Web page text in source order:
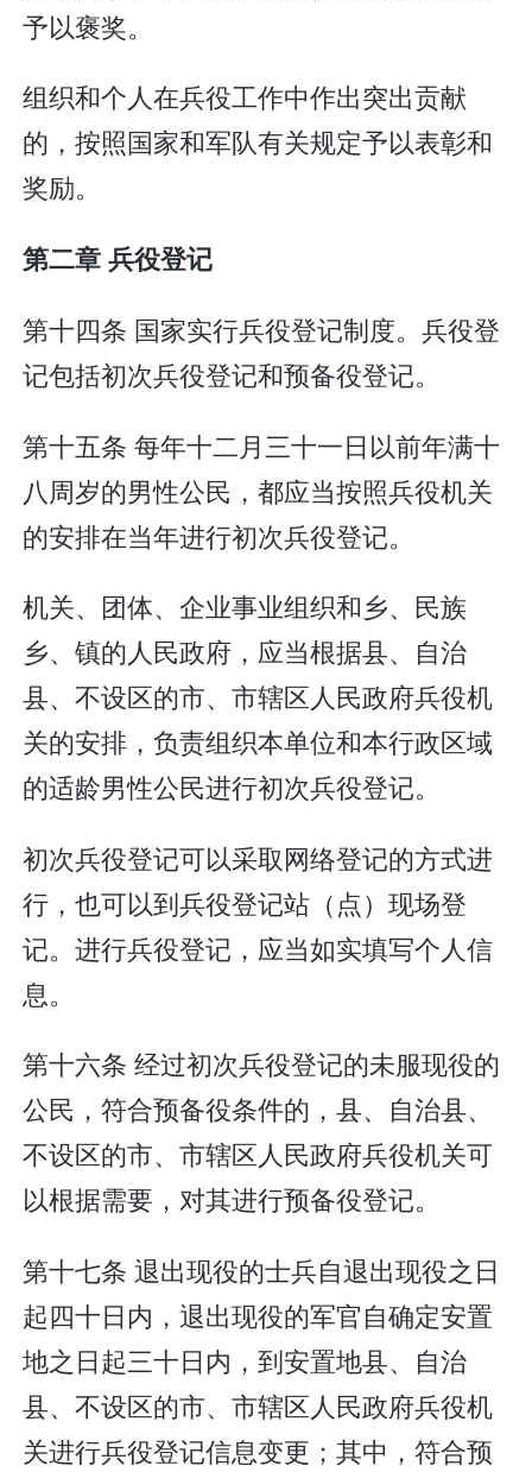
予以褒奖。
组织和个人在兵役工作中作出突出贡献
的，按照国家和军队有关规定予以表彰和
奖励。
第二章 兵役登记
第十四条 国家实行兵役登记制度。兵役登
记包括初次兵役登记和预备役登记。
第十五条 每年十二月三十一日以前年满十
八周岁的男性公民，都应当按照兵役机关
的安排在当年进行初次兵役登记。
机关、团体、企业事业组织和乡、民族
乡、镇的人民政府，应当根据县、自治
县、不设区的市、市辖区人民政府兵役机
关的安排，负责组织本单位和本行政区域
的适龄男性公民进行初次兵役登记。
初次兵役登记可以采取网络登记的方式进
行，也可以到兵役登记站（点）现场登
记。进行兵役登记，应当如实填写个人信
息。
第十六条 经过初次兵役登记的未服现役的
公民，符合预备役条件的，县、自治县、
不设区的市、市辖区人民政府兵役机关可
以根据需要，对其进行预备役登记。
第十七条 退出现役的士兵自退出现役之日
起四十日内，退出现役的军官自确定安置
地之日起三十日内，到安置地县、自治
县、不设区的市、市辖区人民政府兵役机
关进行兵役登记信息变更；其中，符合预